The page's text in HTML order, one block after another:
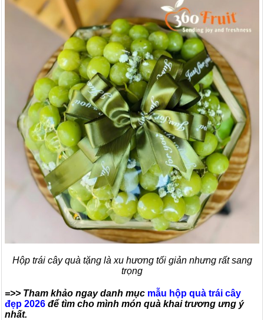
Hộp trái cây quà tặng là xu hương tối giản nhưng rất sang
trọng
=>> Tham khảo ngay danh mục mẫu hộp quà trái cây
đẹp 2026 để tìm cho mình món quà khai trương ưng ý
nhất.